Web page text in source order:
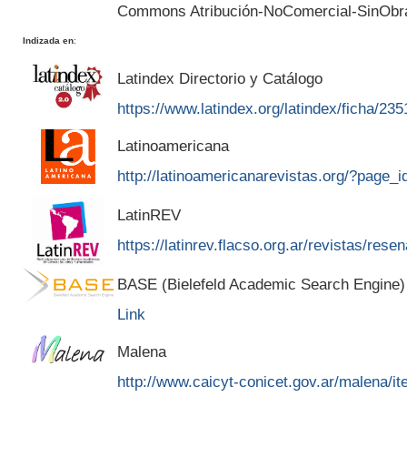
Commons Atribución-NoComercial-
Indizada en:
Latindex Directorio y Catálogo
https://www.latindex.org/latindex/ficha/
Latinoamericana
http://latinoamericanarevistas.org/
LatinREV
https://latinrev.flacso.org.ar/revistas/
BASE (Bielefeld Academic Search Engine)
Link
Malena
http://www.caicyt-conicet.gov.ar/malena/